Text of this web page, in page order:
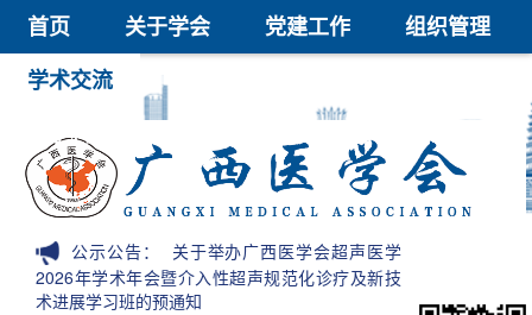
首页 关于学会 党建工作
组织管理
学术交流
继续教育
医学科技奖
信息公开
公示公告： 关于举办广西医学会超声医学
2026年学术年会暨介入性超声规范化诊疗及新技
术进展学习班的预通知